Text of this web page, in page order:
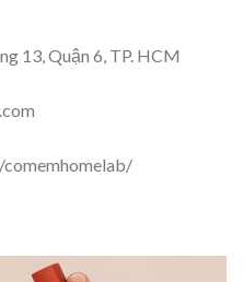
13, Quận 6, TP. HCM